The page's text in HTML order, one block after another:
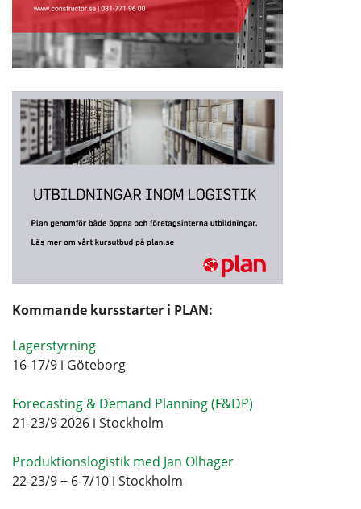
Kommande kursstarter i PLAN:
Lagerstyrning
16-17/9 i Göteborg
Forecasting & Demand Planning (F&DP)
21-23/9 2026 i Stockholm
Produktionslogistik med Jan Olhager
22-23/9 + 6-7/10 i Stockholm